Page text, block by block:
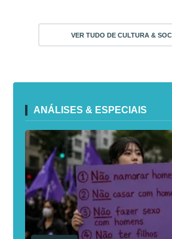
VER TUDO DE CULTURA &
ANÁLISES & ESPECIAIS